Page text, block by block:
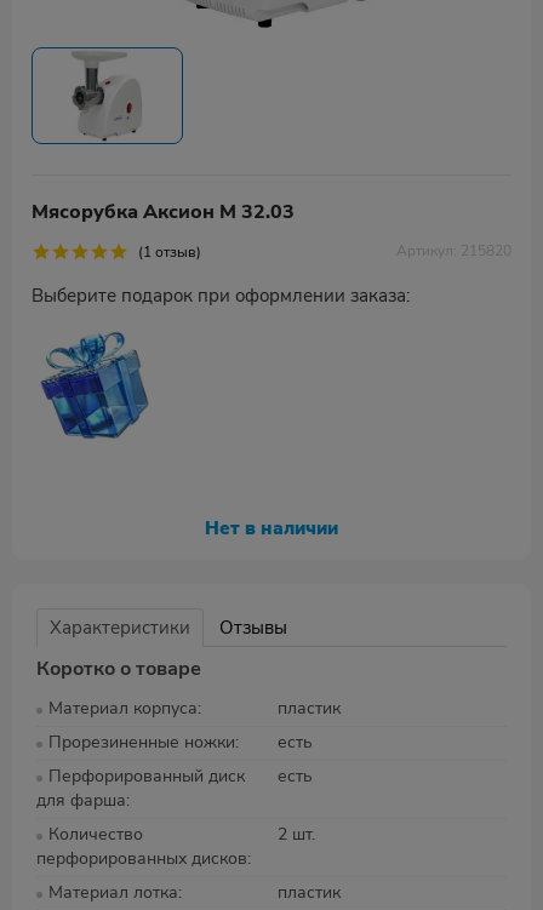
Мясорубка Аксион М 32.03
(1 отзыв) Артикул: 215820
Выберите подарок при оформлении заказа:
Нет в наличии
Характеристики Отзывы
Коротко о товаре
Материал корпуса
пластик
Прорезиненные ножки
есть
Перфорированный диск
для фарша
есть
Количество
перфорированных дисков
2 шт.
Материал лотка
пластик